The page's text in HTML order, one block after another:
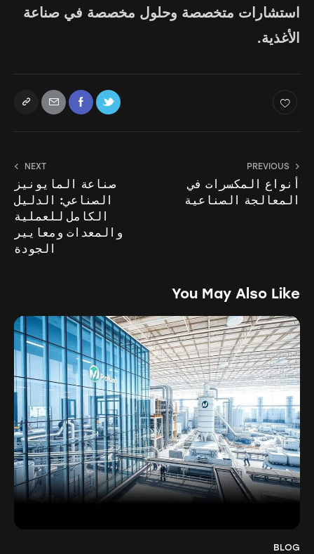
استشارات متخصصة وحلول مخصصة في صناعة
الأغذية.
PREVIOUS
أنواع المكسرات في
المعالجة الصناعية
NEXT
صناعة المايونيز
الصناعي: الدليل
الكامل للعملية
والمعدات ومعايير
الجودة
You May Also Like
BLOG